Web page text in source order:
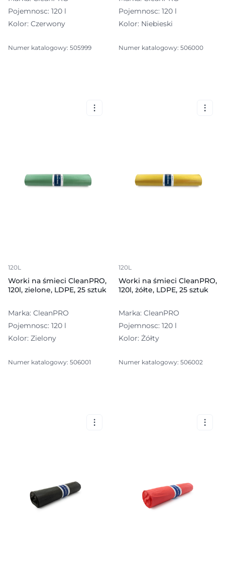
Pojemnosc: 120 l
Kolor: Czerwony
Numer katalogowy: 505999
Pojemnosc: 120 l
Kolor: Niebieski
Numer katalogowy: 506000
120L
Worki na śmieci CleanPRO,
120l, zielone, LDPE, 25 sztuk
Marka: CleanPRO
Pojemnosc: 120 l
Kolor: Zielony
Numer katalogowy: 506001
120L
Worki na śmieci CleanPRO,
120l, żółte, LDPE, 25 sztuk
Marka: CleanPRO
Pojemnosc: 120 l
Kolor: Żółty
Numer katalogowy: 506002